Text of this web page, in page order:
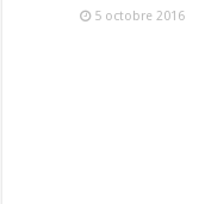
5 octobre 2016